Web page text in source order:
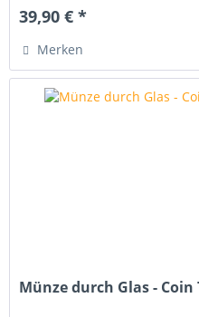
39,90 € *
Merken
Münze durch Glas -